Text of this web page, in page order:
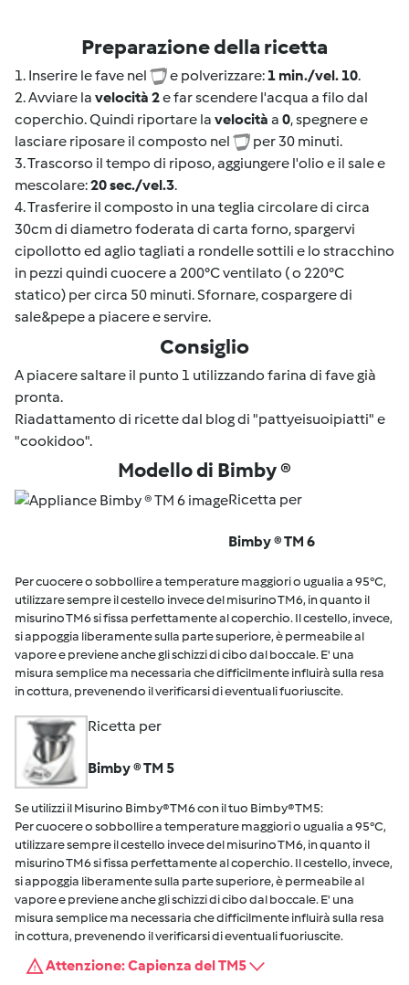
Preparazione della ricetta
1. Inserire le fave nel e polverizzare: 1 min./vel. 10.
2. Avviare la velocità 2e far scendere l'acqua a filo dal
coperchio. Quindi riportare la velocità a 0, spegnere e
lasciare riposare il composto nel
per 30 minuti.
3. Trascorso il tempo di riposo, aggiungere l'olio e il sale e
mescolare:20 sec./vel.3.
4. Trasferire il composto in una teglia circolare di circa
30cm di diametro foderata di carta forno, spargervi
cipollotto ed aglio tagliati a rondelle sottili e lo stracchino
in pezzi quindi cuocere a 200°C ventilato ( o 220°C
statico) per circa 50 minuti. Sfornare, cospargere di
sale&pepe a piacere e servire.
Consiglio
A piacere saltare il punto 1 utilizzando farina di fave già
pronta.
Riadattamento di ricette dal blog di "pattyeisuoipiatti" e
"cookidoo".
Modello di Bimby ®
Ricetta per
Bimby ® TM 6
Per cuocere o sobbollire a temperature maggiori o ugualia a 95°C,
utilizzare sempre il cestello invece del misurino TM6, in quanto il
misurino TM6 si fissa perfettamente al coperchio. Il cestello, invece,
si appoggia liberamente sulla parte superiore, è permeabile al
vapore e previene anche gli schizzi di cibo dal boccale. E' una
misura semplice ma necessaria che difficilmente influirà sulla resa
in cottura, prevenendo il verificarsi di eventuali fuoriuscite.
Ricetta per
Bimby ® TM 5
Se utilizzi il Misurino Bimby® TM6 con il tuo Bimby® TM5:
Per cuocere o sobbollire a temperature maggiori o ugualia a 95°C,
utilizzare sempre il cestello invece del misurino TM6, in quanto il
misurino TM6 si fissa perfettamente al coperchio. Il cestello, invece,
si appoggia liberamente sulla parte superiore, è permeabile al
vapore e previene anche gli schizzi di cibo dal boccale. E' una
misura semplice ma necessaria che difficilmente influirà sulla resa
in cottura, prevenendo il verificarsi di eventuali fuoriuscite.
Attenzione: Capienza del TM5